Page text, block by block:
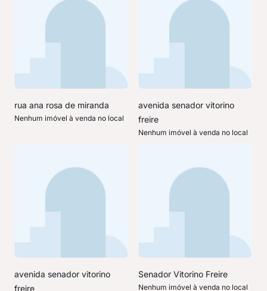
rua ana rosa de miranda
Nenhum imóvel à venda no local
avenida senador vitorino
freire
Nenhum imóvel à venda no local
avenida senador vitorino
freire
Senador Vitorino Freire
Nenhum imóvel à venda no local